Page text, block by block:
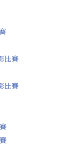
比賽
比賽